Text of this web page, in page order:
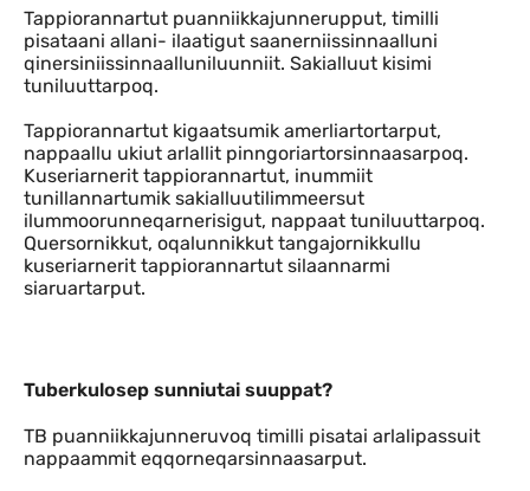
Tappiorannartut puanniikkajunnerupput, timilli
pisataani allani- ilaatigut saanerniissinnaalluni
qinersiniissinnaalluniluunniit. Sakialluut kisimi
tuniluuttarpoq.
Tappiorannartut kigaatsumik amerliartortarput,
nappaallu ukiut arlallit pinngoriartorsinnaasarpoq.
Kuseriarnerit tappiorannartut, inummiit
tunillannartumik sakialluutilimmeersut
ilummoorunneqarnerisigut, nappaat tuniluuttarpoq.
Quersornikkut, oqalunnikkut tangajornikkullu
kuseriarnerit tappiorannartut silaannarmi
siaruartarput.
Tuberkulosep sunniutai suuppat?
Tuberkulosep sunniutai suuppat?
TB puanniikkajunneruvoq timilli pisatai arlalipassuit
nappaammit eqqorneqarsinnaasarput.